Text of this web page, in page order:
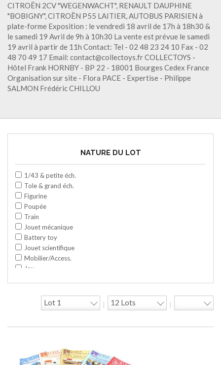
CITROËN 2CV "WEGENWACHT", RENAULT DAUPHINE
"BOBIGNY", CITROËN P55 LAITIER, AUTOBUS PARISIEN à
plate-forme Exposition : le vendredi 18 avril de 17h à 18h30 &
le samedi 19 Avril de 9h à 10h30 La vente est prévue le samedi
19 avril à partir de 11h Contact: Tel - 02 48 23 24 10 Fax - 02
48 70 49 17 Email: contact@collectoys.fr COLLECTOYS -
Hôtel Frank HORNBY - BP 22 - 18001 Bourges Cedex France
Organisation sur site - Flora PACE - Expertise - Philippe
SALMON Frédéric CHILLOU
NATURE DU LOT
1/43 & petite éch.
Tole & grand éch.
Figurine
Poupée
Train
Jouet mécanique
Battery toy
Jouet scientifique
Mobilier/Access.
Jeu
Travaux publics
Jeu construction
Circuit
Cycle/Auto